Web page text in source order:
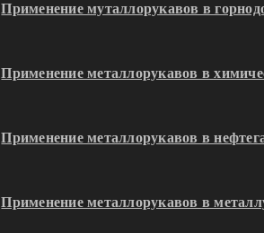
Применение муталлорукавов в
Применение металлорукавов в
Применение металлорукавов в
Применение металлорукавов в